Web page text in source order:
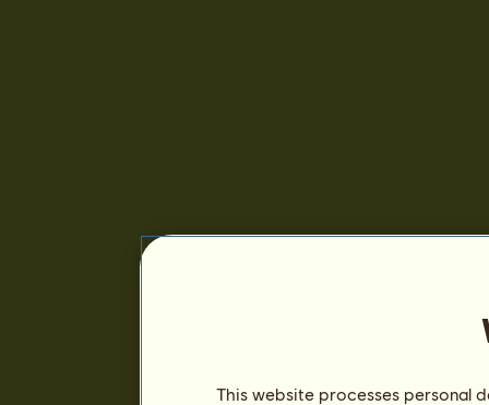
This website processes personal